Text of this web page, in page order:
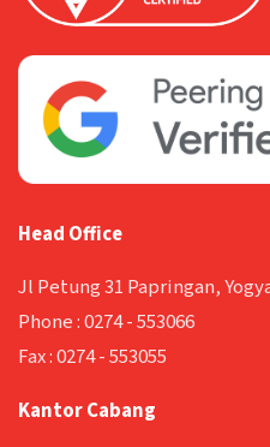
Head Office
Jl Petung 31 Papringan,
Phone :0274 - 553066
Fax :0274 - 553055
Kantor Cabang